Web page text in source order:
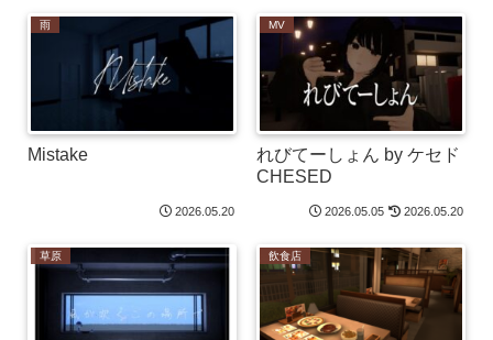
雨
Mistake
2026.05.20
MV
れびてーしょん by ケセド
CHESED
2026.05.05 2026.05.20
草原 飲食店